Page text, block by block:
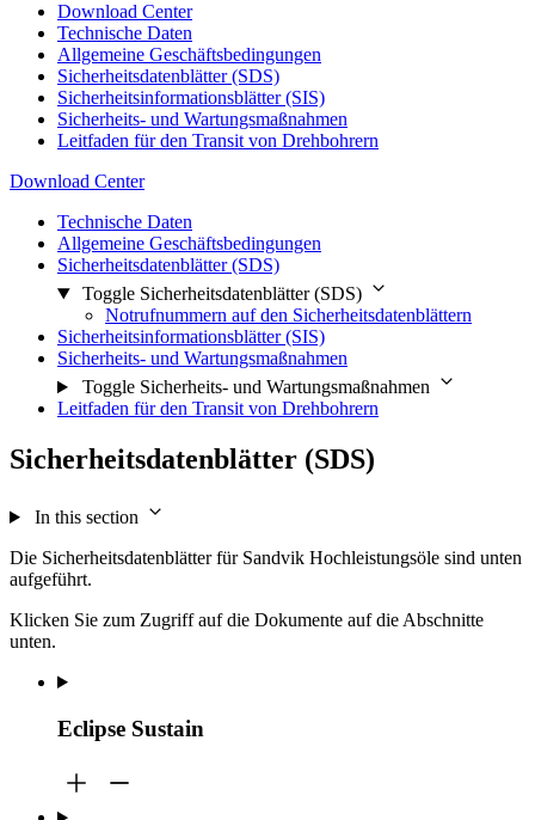
Download Center
Technische Daten
Allgemeine Geschäftsbedingungen
Sicherheitsdatenblätter (SDS)
Sicherheitsinformationsblätter (SIS)
Sicherheits- und Wartungsmaßnahmen
Leitfaden für den Transit von Drehbohrern
Download Center
Technische Daten
Allgemeine Geschäftsbedingungen
Sicherheitsdatenblätter (SDS)
Toggle Sicherheitsdatenblätter (SDS)
Notrufnummern auf den Sicherheitsdatenblättern
Sicherheitsinformationsblätter (SIS)
Sicherheits- und Wartungsmaßnahmen
Toggle Sicherheits- und Wartungsmaßnahmen
Leitfaden für den Transit von Drehbohrern
Sicherheitsdatenblätter (SDS)
In this section
Die Sicherheitsdatenblätter für Sandvik Hochleistungsöle sind unten
aufgeführt.
Klicken Sie zum Zugriff auf die Dokumente auf die Abschnitte
unten.
Eclipse Sustain